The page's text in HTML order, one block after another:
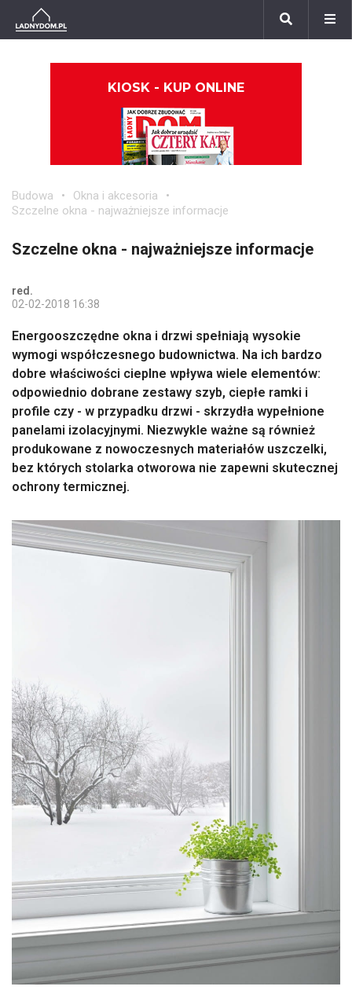
KIOSK - KUP ONLINE
Budowa
Okna i akcesoria
Szczelne okna - najważniejsze informacje
Szczelne okna - najważniejsze informacje
red.
02-02-2018 16:38
Energooszczędne okna i drzwi spełniają wysokie
wymogi współczesnego budownictwa. Na ich bardzo
dobre właściwości cieplne wpływa wiele elementów:
odpowiednio dobrane zestawy szyb, ciepłe ramki i
profile czy - w przypadku drzwi - skrzydła wypełnione
panelami izolacyjnymi. Niezwykle ważne są również
produkowane z nowoczesnych materiałów uszczelki,
bez których stolarka otworowa nie zapewni skutecznej
ochrony termicznej.